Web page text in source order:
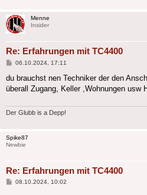
Menne
Insider
Re: Erfahrungen mit TC4400
Beitrag
06.10.2024, 17:11
du brauchst nen Techniker der den
überall Zugang, Keller ,Wohnungen usw
Der Glubb is a Depp!
Spike87
Newbie
Re: Erfahrungen mit TC4400
Beitrag
08.10.2024, 10:02